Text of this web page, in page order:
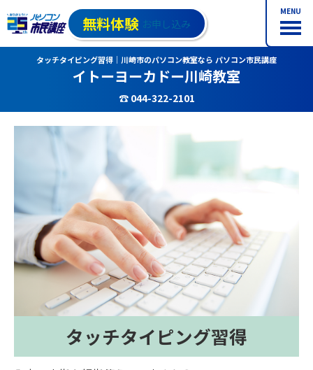
MENU
無料体験 お申し込み
タッチタイピング習得｜川崎市のパソコン教室なら パソコン市民講座
イトーヨーカドー川崎教室
☎ 044-322-2101
タッチタイピング習得